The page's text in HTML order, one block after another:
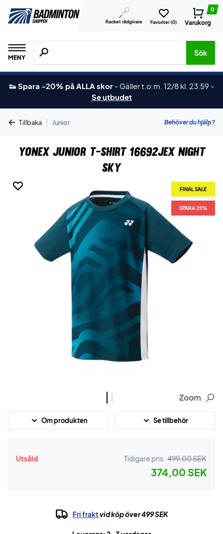
Racket rådgivare Favoriter (0)
0
Varukorg
MENY
Sök efter produkter, märken osv.
Sök
👟 Spara -20% på ALLA skor - Gäller t.o.m. 12/8 kl. 23:59 -
Se utbudet
Tillbaka | Junior Behöver du hjälp?
Yonex Junior T-shirt 16692JEX Night
Sky
FINAL SALE
SPARA 25%
FINAL SALE
SPARA 25%
Zoom
Om produkten Se tillbehör
Utsåld Tidigare pris: 499,00 SEK
374,00 SEK
Fri fraktvid köp över 499 SEK